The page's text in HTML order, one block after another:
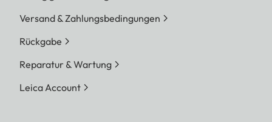
Versand & Zahlungsbedingungen
Rückgabe
Reparatur & Wartung
Leica Account